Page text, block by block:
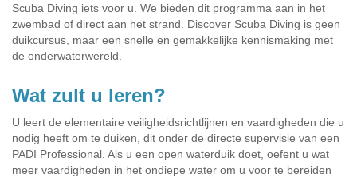
Scuba Diving iets voor u. We bieden dit programma aan in het
zwembad of direct aan het strand. Discover Scuba Diving is geen
duikcursus, maar een snelle en gemakkelijke kennismaking met
de onderwaterwereld.
Wat zult u leren?
U leert de elementaire veiligheidsrichtlijnen en vaardigheden die u
nodig heeft om te duiken, dit onder de directe supervisie van een
PADI Professional. Als u een open waterduik doet, oefent u wat
meer vaardigheden in het ondiepe water om u voor te bereiden